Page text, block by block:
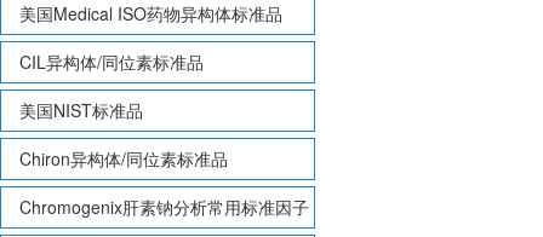
美国Medical ISO药物异构体标准品
CIL异构体/同位素标准品
美国NIST标准品
Chiron异构体/同位素标准品
Chromogenix肝素钠分析常用标准因子